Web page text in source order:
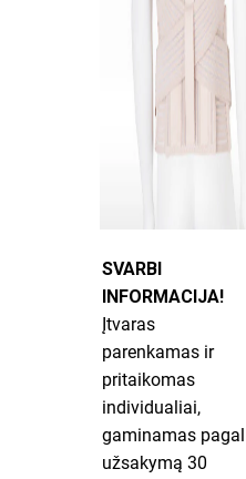
SVARBI
INFORMACIJA!
Įtvaras
parenkamas ir
pritaikomas
individualiai,
gaminamas pagal
užsakymą 30